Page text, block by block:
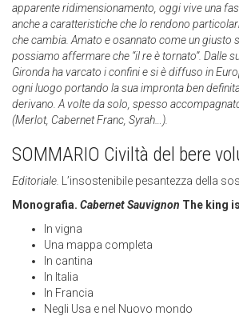
apparente ridimensionamento, oggi vive una
anche a caratteristiche che lo rendono
che cambia. Amato e osannato come un giusto
possiamo affermare che “il re è tornato”. Dalle
Gironda ha varcato i confini e si è diffuso in
ogni luogo portando la sua impronta ben
derivano. A volte da solo, spesso
(Merlot, Cabernet Franc, Syrah…).
SOMMARIO Civiltà del bere
Editoriale.
L’insostenibile pesantezza della
Monografia. Cabernet Sauvignon The king
In vigna
Una mappa completa
In cantina
In Italia
In Francia
Negli Usa e nel Nuovo mondo